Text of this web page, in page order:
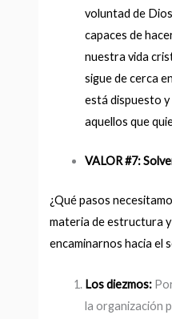
voluntad de
capaces de
nuestra vida
sigue de cerca
está dispuesto
aquellos que
VALOR #7:
¿Qué pasos
materia de estructura
encaminarnos hacia el
Los diezmos:
la organización